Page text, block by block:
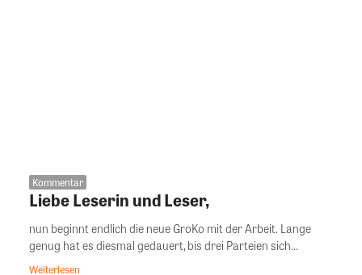
Kommentar
Liebe Leserin und Leser,
nun beginnt endlich die neue GroKo mit der Arbeit. Lange
genug hat es diesmal gedauert, bis drei Parteien sich...
Weiterlesen